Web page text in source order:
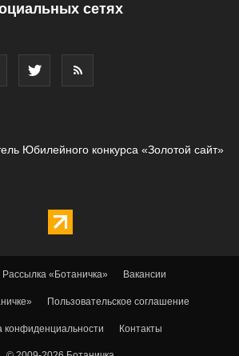
сетях
Юбилейного конкурса «Золотой сайт»
Рассылка «Ботаничка» Вакансии
Пользовательское соглашение
конфиденциальности Контакты